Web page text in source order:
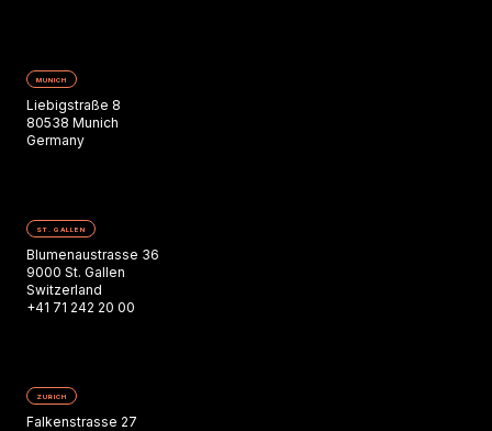
MUNICH
Liebigstraße 8
80538 Munich
Germany
ST. GALLEN
Blumenaustrasse 36
9000 St. Gallen
Switzerland
+41 71 242 20 00
ZURICH
Falkenstrasse 27